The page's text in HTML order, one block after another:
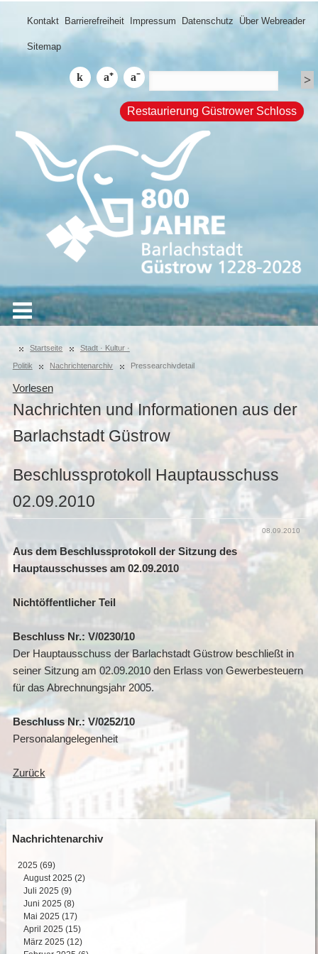
Kontakt Barrierefreiheit Impressum Datenschutz Über Webreader
Sitemap
Restaurierung Güstrower Schloss
Startseite Stadt · Kultur ·
Politik Nachrichtenarchiv Pressearchivdetail
Vorlesen
Nachrichten und Informationen aus der
Barlachstadt Güstrow
Beschlussprotokoll Hauptausschuss
02.09.2010
08.09.2010
Aus dem Beschlussprotokoll der Sitzung des
Hauptausschusses am 02.09.2010
Nichtöffentlicher Teil
Beschluss Nr.: V/0230/10
Der Hauptausschuss der Barlachstadt Güstrow beschließt in
seiner Sitzung am 02.09.2010 den Erlass von Gewerbesteuern
für das Abrechnungsjahr 2005.
Beschluss Nr.: V/0252/10
Personalangelegenheit
Zurück
Nachrichtenarchiv
2025 (69)
August 2025 (2)
Juli 2025 (9)
Juni 2025 (8)
Mai 2025 (17)
April 2025 (15)
März 2025 (12)